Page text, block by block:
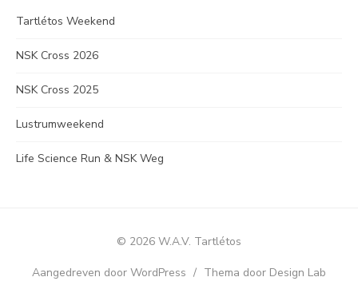
Tartlétos Weekend
NSK Cross 2026
NSK Cross 2025
Lustrumweekend
Life Science Run & NSK Weg
© 2026 W.A.V. Tartlétos
Aangedreven door WordPress / Thema door Design Lab